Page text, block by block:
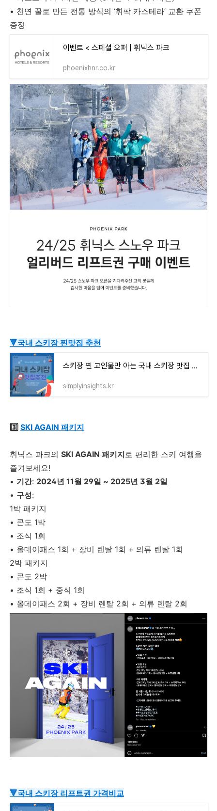
• 천연 꿀로 만든 전통 방식의 ‘휘팍 카스테라’ 교환 쿠폰
증정
이벤트 < 스페셜 오퍼 | 휘닉스 파크
phoenixhnr.co.kr
🔻국내 스키장 찐맛집 추천
스키장 찐 고인물만 아는 국내 스키장 맛집 TOP5 - 2425시즌 방문 필수!
simplyinsights.kr
3️⃣ SKI AGAIN 패키지
휘닉스 파크의 SKI AGAIN 패키지로 편리한 스키 여행을
즐겨보세요!
• 기간: 2024년 11월 29일 ~ 2025년 3월 2일
• 구성:
1박 패키지
• 콘도 1박
• 조식 1회
• 올데이패스 1회 + 장비 렌탈 1회 + 의류 렌탈 1회
2박 패키지
• 콘도 2박
• 조식 1회 + 중식 1회
• 올데이패스 2회 + 장비 렌탈 2회 + 의류 렌탈 2회
🔻국내 스키장 리프트권 가격비교